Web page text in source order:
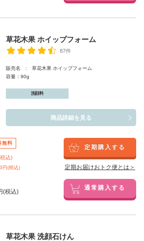
草花木果 ホイップフォーム
87件
販売名 : 草花木果 ホイップフォーム
容量：90g
洗顔料
商品詳細を見る
無料
込)
円(税込)
定期購入する
定期お届けおトク便とは＞
(税込) 通常購入する
草花木果 洗顔石けん